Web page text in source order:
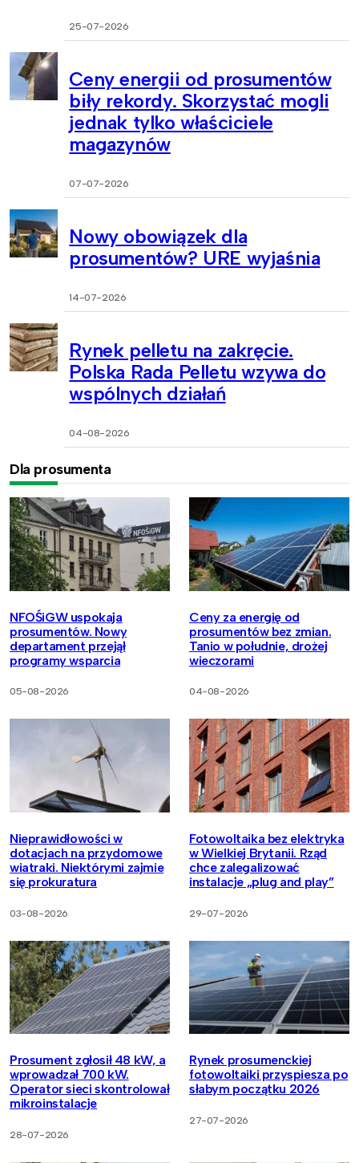
25-07-2026
Ceny energii od prosumentów
biły rekordy. Skorzystać mogli
jednak tylko właściciele
magazynów
07-07-2026
Nowy obowiązek dla
prosumentów? URE wyjaśnia
14-07-2026
Rynek pelletu na zakręcie.
Polska Rada Pelletu wzywa do
wspólnych działań
04-08-2026
Dla prosumenta
NFOŚiGW uspokaja
prosumentów. Nowy
departament przejął
programy wsparcia
05-08-2026
Ceny za energię od
prosumentów bez zmian.
Tanio w południe, drożej
wieczorami
04-08-2026
Nieprawidłowości w
dotacjach na przydomowe
wiatraki. Niektórymi zajmie
się prokuratura
03-08-2026
Fotowoltaika bez elektryka
w Wielkiej Brytanii. Rząd
chce zalegalizować
instalacje „plug and play”
29-07-2026
Prosument zgłosił 48 kW, a
wprowadzał 700 kW.
Operator sieci skontrolował
mikroinstalacje
28-07-2026
Rynek prosumenckiej
fotowoltaiki przyspiesza po
słabym początku 2026
27-07-2026